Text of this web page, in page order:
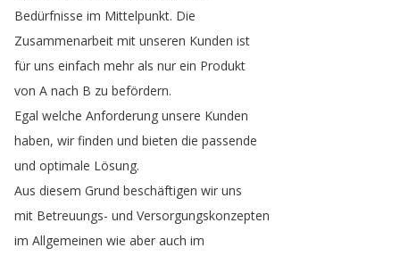
Bedürfnisse im Mittelpunkt. Die
Zusammenarbeit mit unseren Kunden ist
für uns einfach mehr als nur ein Produkt
von A nach B zu befördern.
Egal welche Anforderung unsere Kunden
haben, wir finden und bieten die passende
und optimale Lösung.
Aus diesem Grund beschäftigen wir uns
mit Betreuungs- und Versorgungskonzepten
im Allgemeinen wie aber auch im